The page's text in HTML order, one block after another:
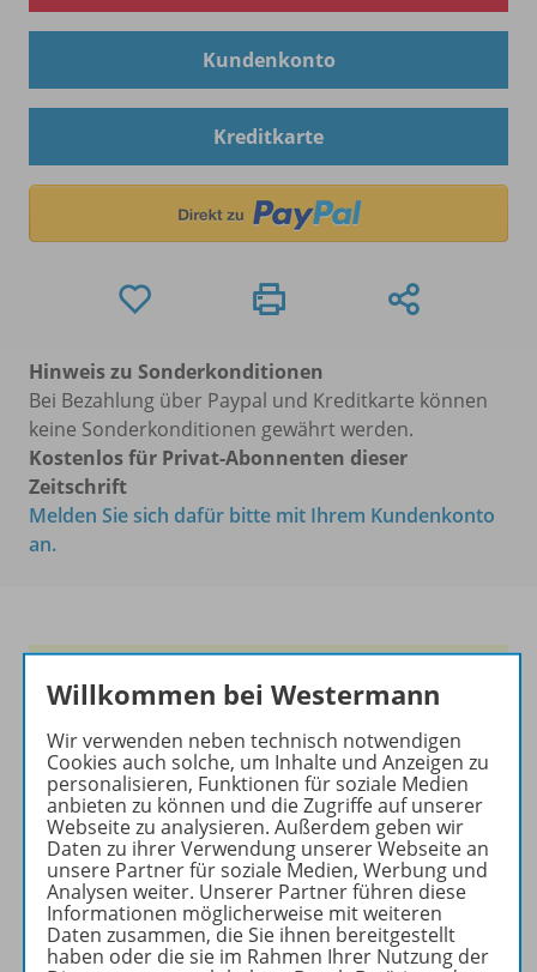
Kundenkonto
Kreditkarte
Hinweis zu Sonderkonditionen
Bei Bezahlung über Paypal und Kreditkarte können
keine Sonderkonditionen gewährt werden.
Kostenlos für Privat-Abonnenten dieser
Zeitschrift
Melden Sie sich dafür bitte mit Ihrem Kundenkonto
an.
Frische Ideen für den
Englischunterricht!
Ihr Wegweiser zu den
wichtigsten Seiten von PRAXIS
ENGLISCH:
zu den Abo-Angeboten
zum Zeitschriftenkiosk
zum Online-Archiv
Willkommen bei Westermann
Wir verwenden neben technisch notwendigen
Cookies auch solche, um Inhalte und Anzeigen zu
personalisieren, Funktionen für soziale Medien
anbieten zu können und die Zugriffe auf unserer
Webseite zu analysieren. Außerdem geben wir
Daten zu ihrer Verwendung unserer Webseite an
unsere Partner für soziale Medien, Werbung und
Analysen weiter. Unserer Partner führen diese
Informationen möglicherweise mit weiteren
Daten zusammen, die Sie ihnen bereitgestellt
haben oder die sie im Rahmen Ihrer Nutzung der